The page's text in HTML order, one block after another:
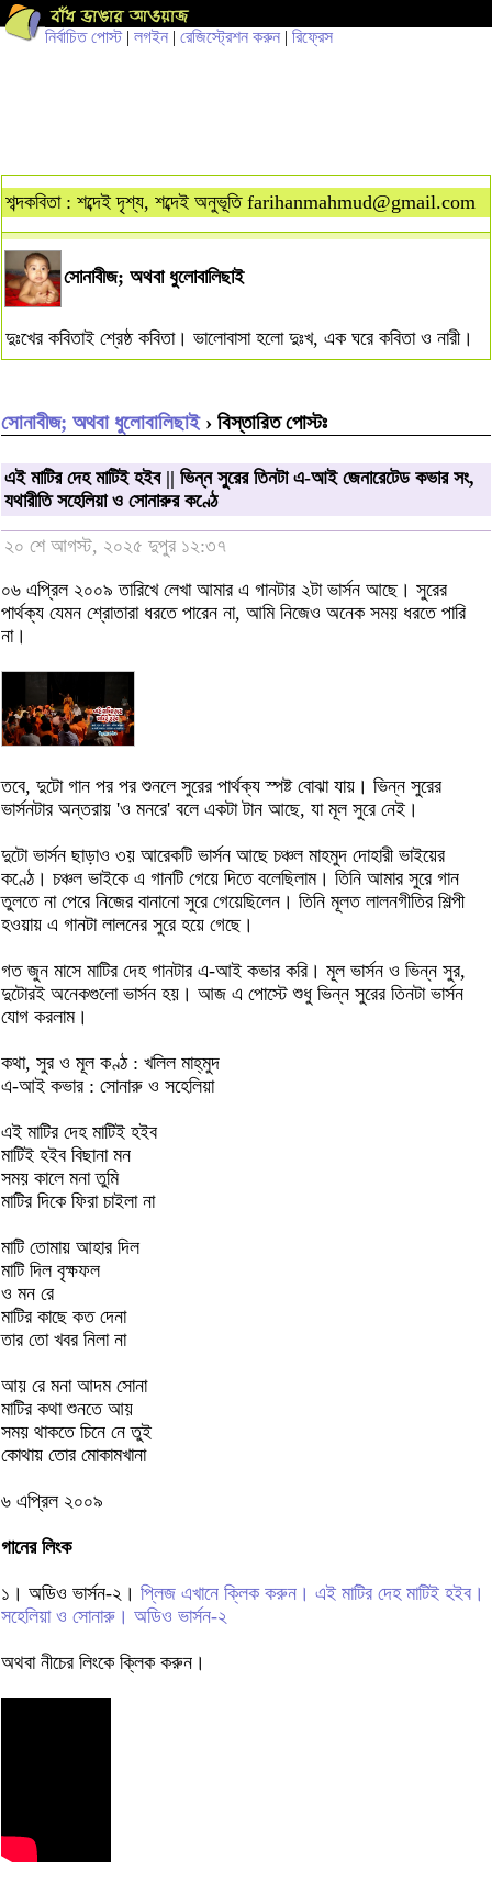
নির্বাচিত পোস্ট| লগইন | রেজিস্ট্রেশন করুন | রিফ্রেস
শব্দকবিতা : শব্দেই দৃশ্য, শব্দেই অনুভূতি farihanmahmud@gmail.com
সোনাবীজ; অথবা ধুলোবালিছাই
দুঃখের কবিতাই শ্রেষ্ঠ কবিতা। ভালোবাসা হলো দুঃখ, এক ঘরে কবিতা ও নারী।
সোনাবীজ; অথবা ধুলোবালিছাই› বিস্তারিত পোস্টঃ
এই মাটির দেহ মাটিই হইব || ভিন্ন সুরের তিনটা এ-আই জেনারেটেড কভার সং,
যথারীতি সহেলিয়া ও সোনারুর কণ্ঠে
২০ শে আগস্ট, ২০২৫ দুপুর ১২:৩৭
০৬ এপ্রিল ২০০৯ তারিখে লেখা আমার এ গানটার ২টা ভার্সন আছে। সুরের
পার্থক্য যেমন শ্রোতারা ধরতে পারেন না, আমি নিজেও অনেক সময় ধরতে পারি
না।
তবে, দুটো গান পর পর শুনলে সুরের পার্থক্য স্পষ্ট বোঝা যায়। ভিন্ন সুরের
ভার্সনটার অন্তরায় 'ও মনরে' বলে একটা টান আছে, যা মূল সুরে নেই।
দুটো ভার্সন ছাড়াও ৩য় আরেকটি ভার্সন আছে চঞ্চল মাহমুদ দোহারী ভাইয়ের
কণ্ঠে। চঞ্চল ভাইকে এ গানটি গেয়ে দিতে বলেছিলাম। তিনি আমার সুরে গান
তুলতে না পেরে নিজের বানানো সুরে গেয়েছিলেন। তিনি মূলত লালনগীতির শিল্পী
হওয়ায় এ গানটা লালনের সুরে হয়ে গেছে।
গত জুন মাসে মাটির দেহ গানটার এ-আই কভার করি। মূল ভার্সন ও ভিন্ন সুর,
দুটোরই অনেকগুলো ভার্সন হয়। আজ এ পোস্টে শুধু ভিন্ন সুরের তিনটা ভার্সন
যোগ করলাম।
কথা, সুর ও মূল কণ্ঠ : খলিল মাহ্‌মুদ
এ-আই কভার : সোনারু ও সহেলিয়া
এই মাটির দেহ মাটিই হইব
মাটিই হইব বিছানা মন
সময় কালে মনা তুমি
মাটির দিকে ফিরা চাইলা না
মাটি তোমায় আহার দিল
মাটি দিল বৃক্ষফল
ও মন রে
মাটির কাছে কত দেনা
তার তো খবর নিলা না
আয় রে মনা আদম সোনা
মাটির কথা শুনতে আয়
সময় থাকতে চিনে নে তুই
কোথায় তোর মোকামখানা
৬ এপ্রিল ২০০৯
গানের লিংক
১। অডিও ভার্সন-২। প্লিজ এখানে ক্লিক করুন। এই মাটির দেহ মাটিই হইব।
সহেলিয়া ও সোনারু। অডিও ভার্সন-২
অথবা নীচের লিংকে ক্লিক করুন।